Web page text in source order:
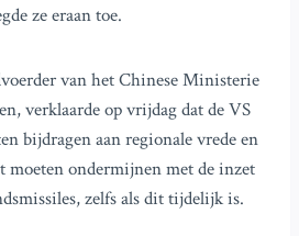
ze eraan toe.
van het Chinese Ministerie
verklaarde op vrijdag dat de VS
bijdragen aan regionale vrede en
moeten ondermijnen met de inzet
zelfs als dit tijdelijk is.